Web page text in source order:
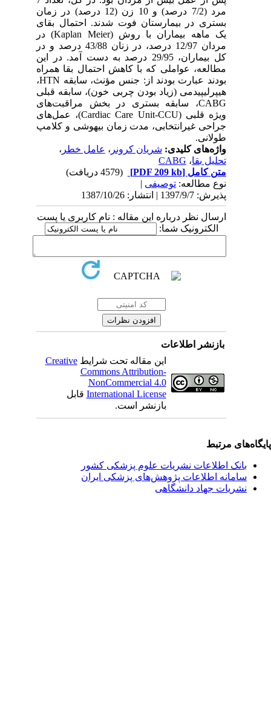
مرد (7/2 درصد) و 10 زن (12 درصد)‌ در زمان
بستری در بیمارستان فوت شدند. احتمال بقای
یک ماهه بیماران با روش (Kaplan Meier) در
مردان 12/97 درصد، در زنان 43/88 درصد و در
کل بیماران، 29/95 درصد به دست آمد. در این
مطالعه، عواملی که با کاهش احتمال بقا همراه
بودند عبارت بودند از: جنس مؤنث، سابقه HTN،
هیپرلیپیدمی (زیاد بودن چربی خون)، سابقه قبلی
CABG، سابقه بستری در بخش مراقبت‌های
ویژه قلبی (‍Cardiac Care Unit-CCU)، عمل‌های
جراحی غیرانتخابی، مدت زمان بیهوشی و کلامپ
طولانی.
واژه‌های کلیدی:شریان کرونر، عامل خطر،
تحلیل بقا،CABG
متن کامل[PDF 209 kb]
نوع مطالعه:توصیفی|
پذیرش: 1397/9/7 | انتشار: 1387/10/26
ارسال نظر درباره این مقاله : نام کاربری یا پست
الکترونیک شما:
بازنشر اطلاعات
این مقاله تحت شرایطCreative
Commons Attribution-
NonCommercial 4.0
International Licenseقابل
بازنشر است.
مرتبط
بانک اطلاعات نشریات علوم پزشکی کشور
سامانه اطلاعات پژوهش‌های پزشکی ایران
نشریات جهاد دانشگاهی